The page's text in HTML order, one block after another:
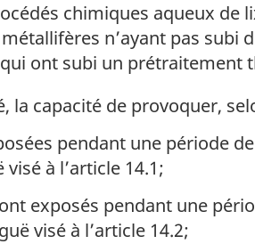
chimiques aqueux de
n’ayant pas subi
ont subi un prétraitement
la capacité de provoquer,
pendant une période
à l’article 14.1;
exposés pendant une
visé à l’article 14.2;